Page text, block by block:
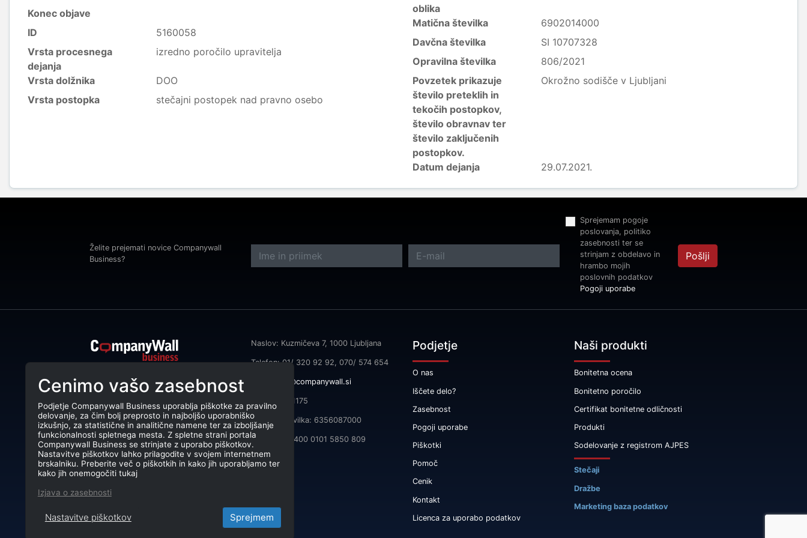
Konec objave
ID
5160058
Vrsta procesnega
dejanja
izredno poročilo upravitelja
Vrsta dolžnika
DOO
Vrsta postopka
stečajni postopek nad pravno osebo
oblika
Matična številka
6902014000
Davčna številka
SI 10707328
Opravilna številka
806/2021
Povzetek prikazuje
število preteklih in
tekočih postopkov,
število obravnav ter
število zaključenih
postopkov.
Okrožno sodišče v Ljubljani
Datum dejanja 29.07.2021.
Želite prejemati novice Companywall
Business?
Sprejemam pogoje
poslovanja, politiko
zasebnosti ter se
strinjam z obdelavo in
hrambo mojih
poslovnih podatkov
Pogoji uporabe
Pošlji
podjetjem pomaga izboljšati
poslovanje z iskanjem in povezovanjem
strank.
CompanyWall Business © 2026
Naslov: Kuzmičeva 7, 1000 Ljubljana
Telefon: 01/ 320 92 92, 070/ 574 654
info@companywall.si
DŠ: SI55591175
Matična številka: 6356087000
TRR: SI56 3400 0101 5850 809
Podjetje
O nas
Iščete delo?
Zasebnost
Pogoji uporabe
Piškotki
Pomoč
Cenik
Kontakt
Licenca za uporabo podatkov
Naši produkti
Bonitetna ocena
Bonitetno poročilo
Certifikat bonitetne odličnosti
Produkti
Sodelovanje z registrom AJPES
Stečaji
Dražbe
Marketing baza podatkov
Cenimo vašo zasebnost
Podjetje Companywall Business uporablja piškotke za pravilno
delovanje, za čim bolj preprosto in najboljšo uporabniško
izkušnjo, za statistične in analitične namene ter za izboljšanje
funkcionalnosti spletnega mesta. Z spletne strani portala
Companywall Business se strinjate z uporabo piškotkov.
Nastavitve piškotkov lahko prilagodite v svojem internetnem
brskalniku. Preberite več o piškotkih in kako jih uporabljamo ter
kako jih onemogočiti tukaj
Izjava o zasebnosti
Nastavitve piškotkov Sprejmem